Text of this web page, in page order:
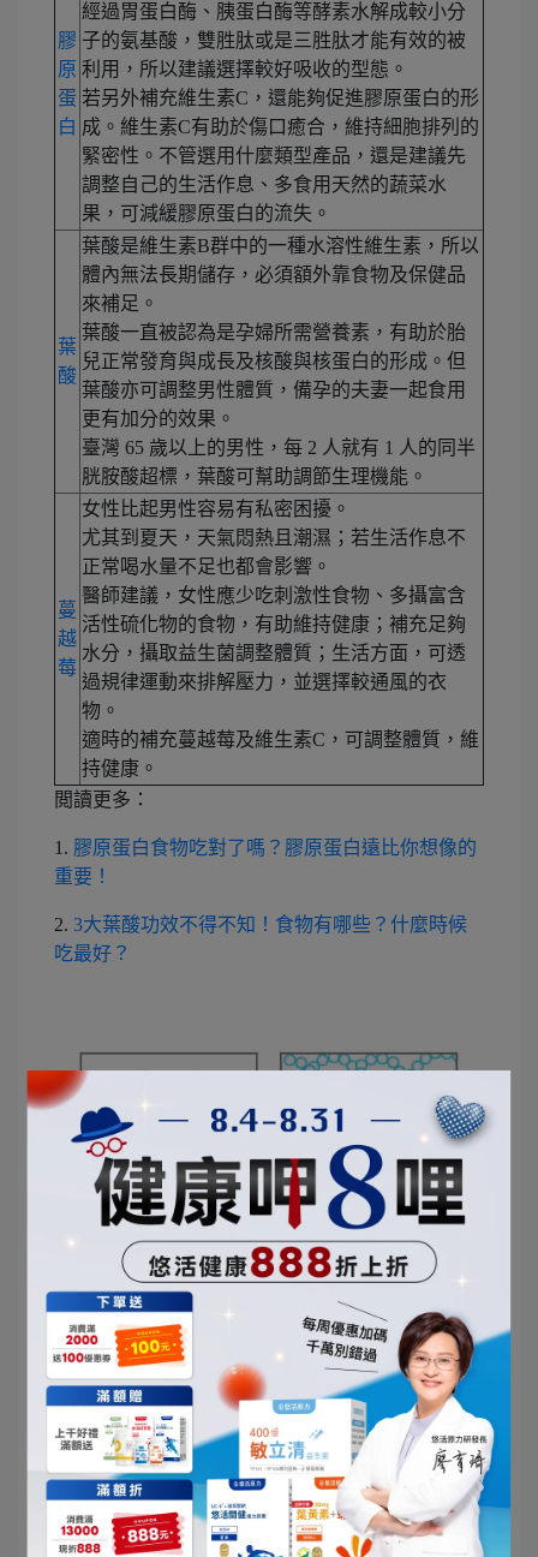
膠
原
蛋
白
經過胃蛋白酶、胰蛋白酶等酵素水解成較小分
子的氨基酸，雙胜肽或是三胜肽才能有效的被
利用，所以建議選擇較好吸收的型態。
若另外補充維生素C，還能夠促進膠原蛋白的形
成。維生素C有助於傷口癒合，維持細胞排列的
緊密性。不管選用什麼類型產品，還是建議先
調整自己的生活作息、多食用天然的蔬菜水
果，可減緩膠原蛋白的流失。
葉
酸
葉酸是維生素B群中的一種水溶性維生素，所以
體內無法長期儲存，必須額外靠食物及保健品
來補足。
葉酸一直被認為是孕婦所需營養素，有助於胎
兒正常發育與成長及核酸與核蛋白的形成。但
葉酸亦可調整男性體質，備孕的夫妻一起食用
更有加分的效果。
臺灣 65 歲以上的男性，每 2 人就有 1 人的同半
胱胺酸超標，葉酸可幫助調節生理機能。
蔓
越
莓
女性比起男性容易有私密困擾。
尤其到夏天，天氣悶熱且潮濕；若生活作息不
正常喝水量不足也都會影響。
醫師建議，女性應少吃刺激性食物、多攝富含
活性硫化物的食物，有助維持健康；補充足夠
水分，攝取益生菌調整體質；生活方面，可透
過規律運動來排解壓力，並選擇較通風的衣
物。
適時的補充蔓越莓及維生素C，可調整體質，維
持健康。
閲讀更多：
1. 膠原蛋白食物吃對了嗎？膠原蛋白遠比你想像的
重要！
2. 3大葉酸功效不得不知！食物有哪些？什麼時候
吃最好？
3. 中老年時期：補足鈣質好重要
根據國內研究報告指出，鈣質有助於肌肉與心臟的
正常收縮及神經的感應性。60 歲以上人口，
有 18% 因為鈣質大量的流失，其中女性就佔 80%，
因此建議日常多食用含鈣質的食物或保健食品。